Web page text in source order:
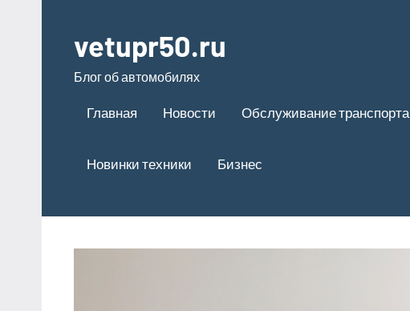
содержимому
vetupr50.ru
Блог об автомобилях
Главная Новости Обслуживание транспорта
Новинки техники Бизнес